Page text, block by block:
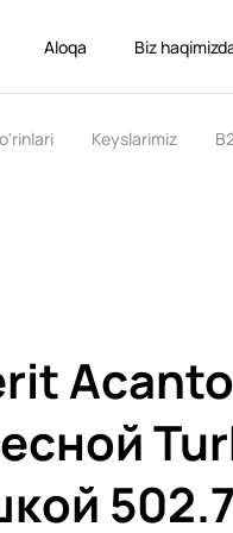
Aloqa Biz
Keyslarimiz